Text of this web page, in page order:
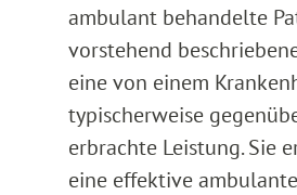
ambulant behandelte
vorstehend
eine von einem
typischerweise
erbrachte Leistung. Sie
eine effektive